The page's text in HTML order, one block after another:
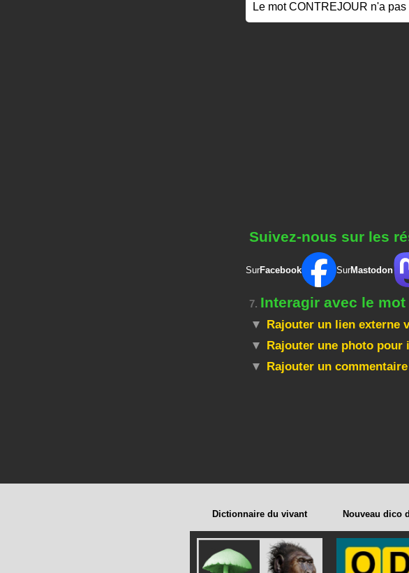
Le mot CONTREJOUR n'a
Suivez-nous sur les
SurFacebook SurMastodon
7. Interagir avec le mot
Rajouter un lien externe
Rajouter une photo pour
Rajouter un commentaire
Dictionnaire du vivant Nouveau dico